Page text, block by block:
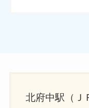
北府中駅（Ｊ